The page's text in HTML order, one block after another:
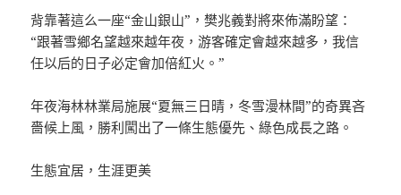
背靠著這么一座“金山銀山”，樊兆義對將來佈滿盼望：
“跟著雪鄉名望越來越年夜，游客確定會越來越多，我信
任以后的日子必定會加倍紅火。”
年夜海林林業局施展“夏無三日晴，冬雪漫林間”的奇異吝
嗇候上風，勝利闖出了一條生態優先、綠色成長之路。
生態宜居，生涯更美